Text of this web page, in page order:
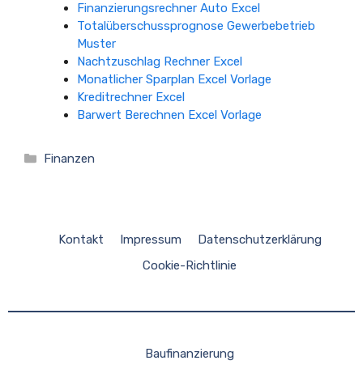
Finanzierungsrechner Auto Excel
Totalüberschussprognose Gewerbebetrieb
Muster
Nachtzuschlag Rechner Excel
Monatlicher Sparplan Excel Vorlage
Kreditrechner Excel
Barwert Berechnen Excel Vorlage
Kategorien
Finanzen
Kontakt Impressum
Datenschutzerklärung
Cookie-Richtlinie
Baufinanzierung